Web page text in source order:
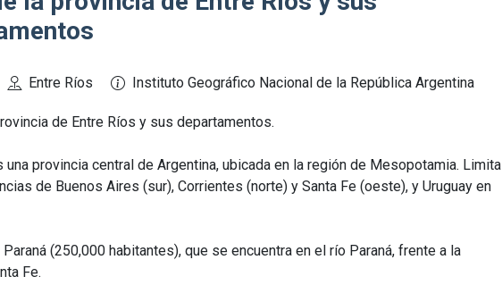
Entre Ríos Instituto Geográfico Nacional de la República Argentina
de Entre Ríos y sus departamentos.
una provincia central de Argentina, ubicada en la región de Mesopotamia. Limita
de Buenos Aires (sur), Corrientes (norte) y Santa Fe (oeste), y Uruguay en
(250,000 habitantes), que se encuentra en el río Paraná, frente a la
Fe.